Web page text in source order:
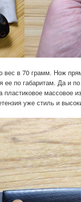
в 70 грамм. Нож
ее по габаритам. Да и
пластиковое массовое
уже стиль и